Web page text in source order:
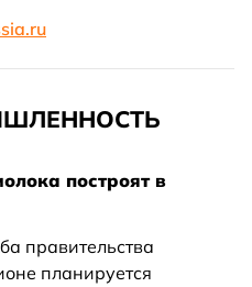
построят в
правительства
планируется